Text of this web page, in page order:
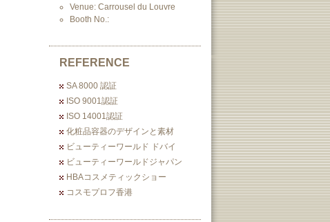
Venue: Carrousel du Louvre
Booth No.:
REFERENCE
SA 8000 認証
ISO 9001認証
ISO 14001認証
化粧品容器のデザインと素材
ビューティーワールド ドバイ
ビューティーワールドジャパン
HBAコスメティックショー
コスモプロフ香港